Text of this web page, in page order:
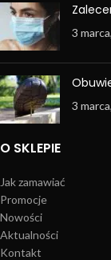
3
3
O SKLEPIE
Jak zamawiać
Promocje
Nowości
Aktualności
Kontakt